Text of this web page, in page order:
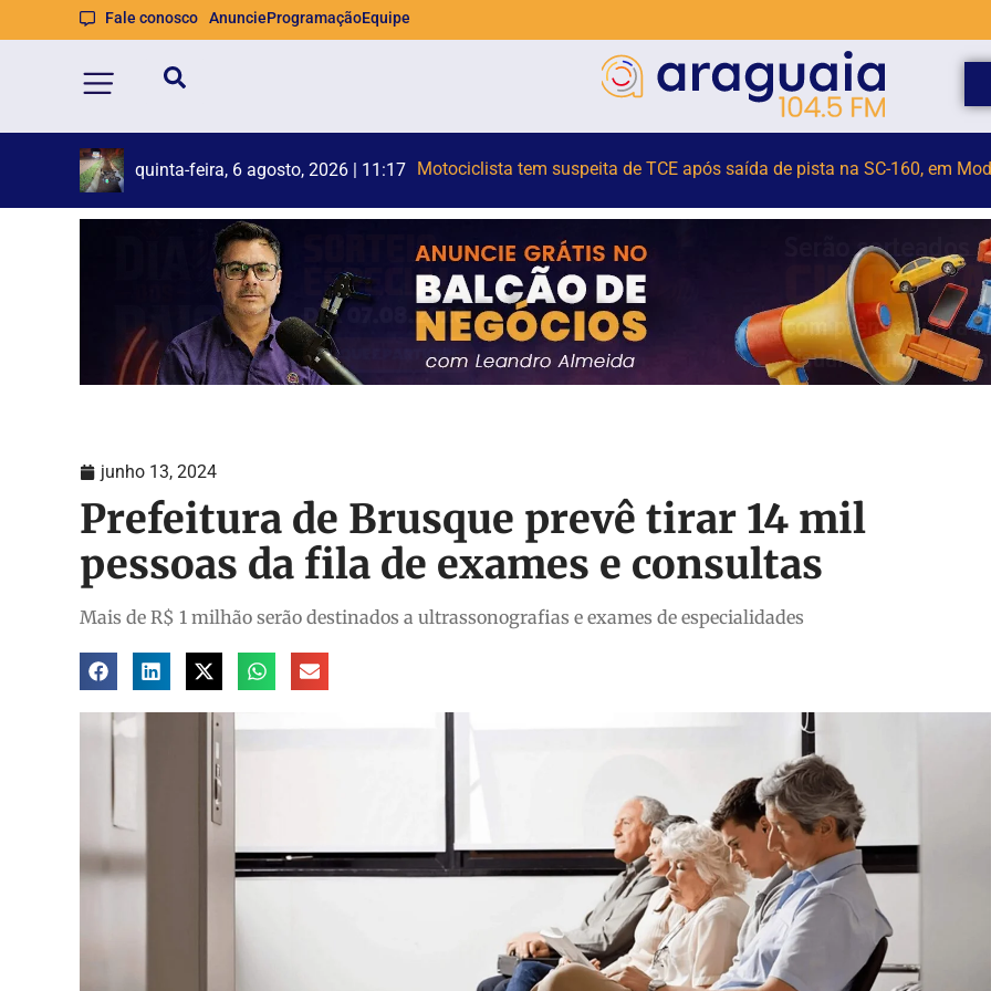
Fale conosco AnuncieProgramaçãoEquipe
quinta-feira, 6 agosto, 2026 | 10:35 Operaçã
junho 13, 2024
Prefeitura de Brusque prevê tirar 14 mil
pessoas da fila de exames e consultas
Mais de R$ 1 milhão serão destinados a ultrassonografias e exames de especialidades